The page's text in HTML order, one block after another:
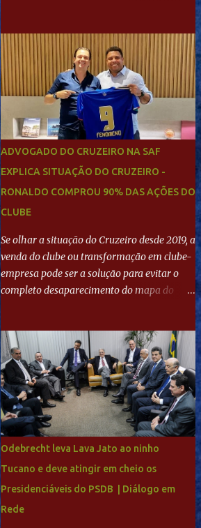
"Mundo Deportivo", o empresário, Neymar
Pai, negou NEYMAR NO BARCELONA?
Jornais internacional divulgam interesse do
jogador. Neymar Pai nega
ADVOGADO DO CRUZEIRO NA SAF
EXPLICA SITUAÇÃO DO CRUZEIRO -
RONALDO COMPROU 90% DAS AÇÕES DO
CLUBE
Se olhar a situação do Cruzeiro desde 2019, a
venda do clube ou transformação em clube-
empresa pode ser a solução para evitar o
completo desaparecimento do mapa do
de milhões agora seja mercantil. Segundo
apuração da Itatiaia, Fenômeno comprou
90% das ações por R$ 400 milhões. Aporte
feito imediatamente para pagamento de
dívidas emergenciais e investimentos no
departamento de futebol. O projeto
apresentado para a recuperação do
Ronaldo sendo solidário à dívida de R$ 1
bilhão a partir de agora, mais o peso que o
ex-atacante tem no mundo do futebol, além
Odebrecht leva Lava Jato ao ninho
Tucano e deve atingir em cheio os
Presidenciáveis do PSDB | Diálogo em
Rede